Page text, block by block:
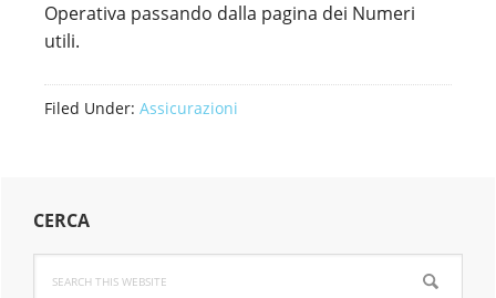
Operativa passando dalla pagina dei Numeri
utili.
Filed Under: Assicurazioni
Primary
Sidebar
CERCA
this